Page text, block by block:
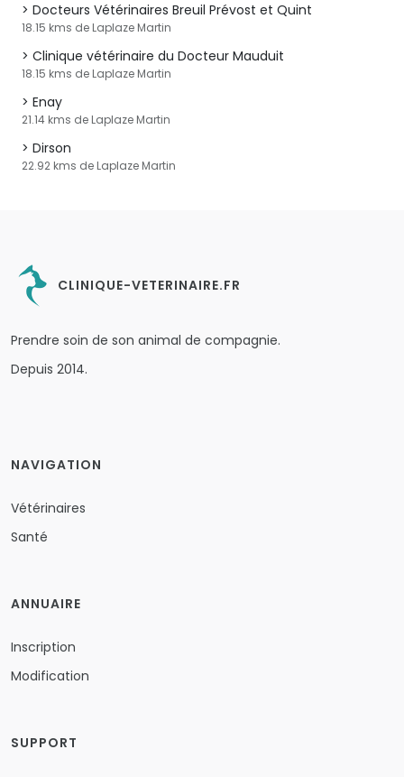
Docteurs Vétérinaires Breuil Prévost et Quint
18.15 kms de Laplaze Martin
Clinique vétérinaire du Docteur Mauduit
18.15 kms de Laplaze Martin
Enay
21.14 kms de Laplaze Martin
Dirson
22.92 kms de Laplaze Martin
CLINIQUE-VETERINAIRE.FR
Prendre soin de son animal de compagnie.
Depuis 2014.
NAVIGATION
Vétérinaires
Santé
ANNUAIRE
Inscription
Modification
SUPPORT